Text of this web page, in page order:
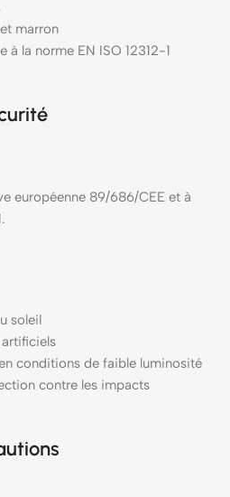
marron
la norme EN ISO 12312-1
européenne 89/686/CEE et à
soleil
conditions de faible luminosité
contre les impacts